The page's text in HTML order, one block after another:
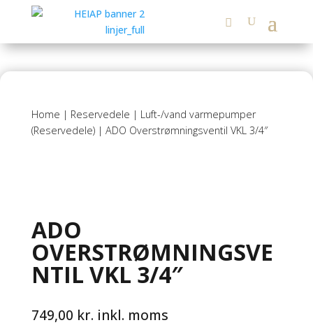
Home | Reservedele | Luft-/vand varmepumper
(Reservedele)| ADO Overstrømningsventil VKL 3/4″
ADO
OVERSTRØMNINGSVE
NTIL VKL 3/4″
749,00 kr. inkl. moms